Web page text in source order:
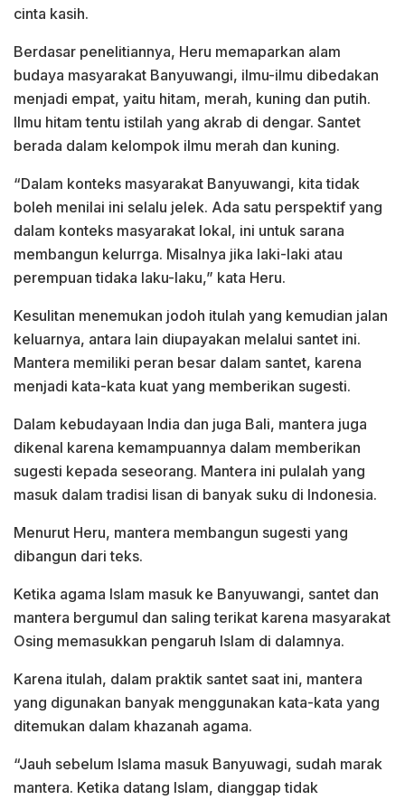
cinta kasih.
Berdasar penelitiannya, Heru memaparkan alam
budaya masyarakat Banyuwangi, ilmu-ilmu dibedakan
menjadi empat, yaitu hitam, merah, kuning dan putih.
Ilmu hitam tentu istilah yang akrab di dengar. Santet
berada dalam kelompok ilmu merah dan kuning.
“Dalam konteks masyarakat Banyuwangi, kita tidak
boleh menilai ini selalu jelek. Ada satu perspektif yang
dalam konteks masyarakat lokal, ini untuk sarana
membangun kelurrga. Misalnya jika laki-laki atau
perempuan tidaka laku-laku,” kata Heru.
Kesulitan menemukan jodoh itulah yang kemudian jalan
keluarnya, antara lain diupayakan melalui santet ini.
Mantera memiliki peran besar dalam santet, karena
menjadi kata-kata kuat yang memberikan sugesti.
Dalam kebudayaan India dan juga Bali, mantera juga
dikenal karena kemampuannya dalam memberikan
sugesti kepada seseorang. Mantera ini pulalah yang
masuk dalam tradisi lisan di banyak suku di Indonesia.
Menurut Heru, mantera membangun sugesti yang
dibangun dari teks.
Ketika agama Islam masuk ke Banyuwangi, santet dan
mantera bergumul dan saling terikat karena masyarakat
Osing memasukkan pengaruh Islam di dalamnya.
Karena itulah, dalam praktik santet saat ini, mantera
yang digunakan banyak menggunakan kata-kata yang
ditemukan dalam khazanah agama.
“Jauh sebelum Islama masuk Banyuwagi, sudah marak
mantera. Ketika datang Islam, dianggap tidak